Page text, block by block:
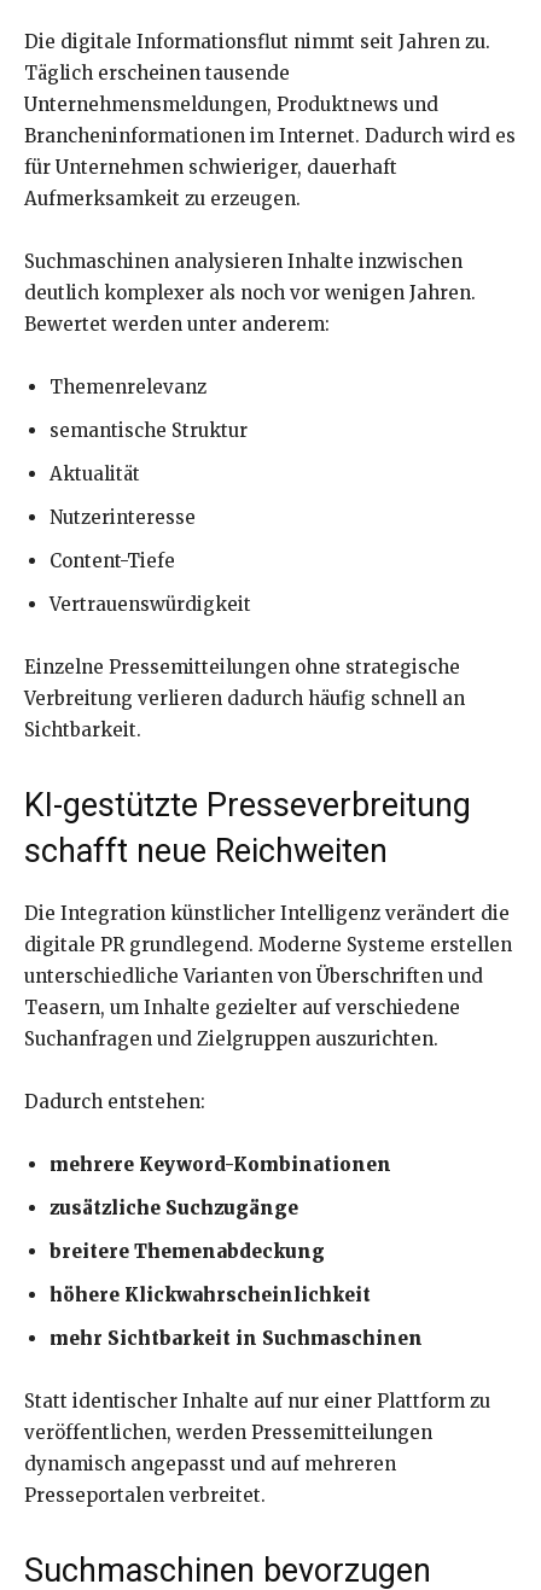
Die digitale Informationsflut nimmt seit Jahren zu.
Täglich erscheinen tausende
Unternehmensmeldungen, Produktnews und
Brancheninformationen im Internet. Dadurch wird es
für Unternehmen schwieriger, dauerhaft
Aufmerksamkeit zu erzeugen.
Suchmaschinen analysieren Inhalte inzwischen
deutlich komplexer als noch vor wenigen Jahren.
Bewertet werden unter anderem:
Themenrelevanz
semantische Struktur
Aktualität
Nutzerinteresse
Content-Tiefe
Vertrauenswürdigkeit
Einzelne Pressemitteilungen ohne strategische
Verbreitung verlieren dadurch häufig schnell an
Sichtbarkeit.
KI-gestützte Presseverbreitung
schafft neue Reichweiten
Die Integration künstlicher Intelligenz verändert die
digitale PR grundlegend. Moderne Systeme erstellen
unterschiedliche Varianten von Überschriften und
Teasern, um Inhalte gezielter auf verschiedene
Suchanfragen und Zielgruppen auszurichten.
Dadurch entstehen:
mehrere Keyword-Kombinationen
zusätzliche Suchzugänge
breitere Themenabdeckung
höhere Klickwahrscheinlichkeit
mehr Sichtbarkeit in Suchmaschinen
Statt identischer Inhalte auf nur einer Plattform zu
veröffentlichen, werden Pressemitteilungen
dynamisch angepasst und auf mehreren
Presseportalen verbreitet.
Suchmaschinen bevorzugen